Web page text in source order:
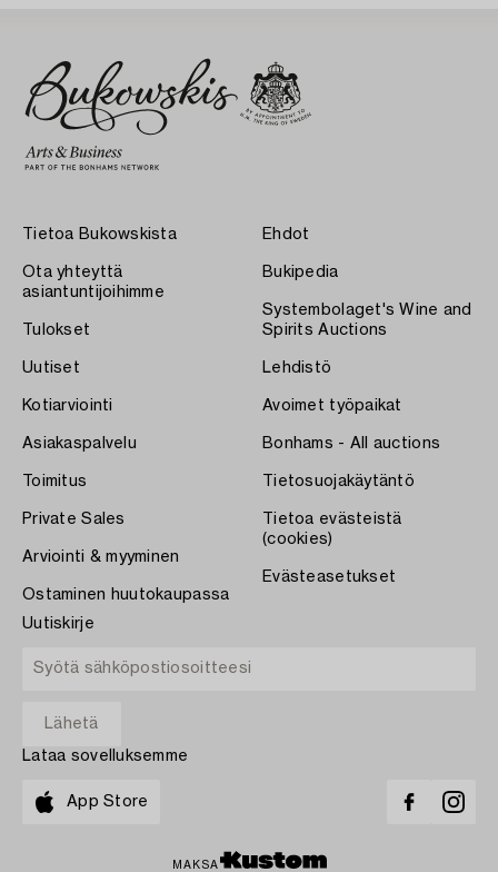
Tietoa Bukowskista
Ota yhteyttä
asiantuntijoihimme
Tulokset
Uutiset
Kotiarviointi
Asiakaspalvelu
Toimitus
Private Sales
Arviointi & myyminen
Ostaminen huutokaupassa
Ehdot
Bukipedia
Systembolaget's Wine and
Spirits Auctions
Lehdistö
Avoimet työpaikat
Bonhams - All auctions
Tietosuojakäytäntö
Tietoa evästeistä
(cookies)
Evästeasetukset
Uutiskirje
Lataa sovelluksemme
App Store
MAKSA